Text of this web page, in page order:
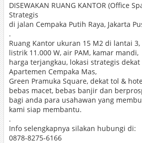
DISEWAKAN RUANG KANTOR (Office
Strategis
di jalan Cempaka Putih Raya, Jakarta
.
Ruang Kantor ukuran 15 M2 di lantai 3,
listrik 11.000 W, air PAM, kamar mandi,
harga terjangkau, lokasi strategis dekat
Apartemen Cempaka Mas,
Green Pramuka Square, dekat tol &
bebas macet, bebas banjir dan
bagi anda para usahawan yang
kami siap membantu.
.
Info selengkapnya silakan hubungi di:
0878-8275-6166